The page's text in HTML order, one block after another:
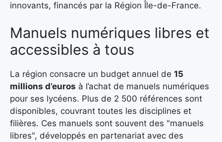
innovants, financés par la Région Île-de-France.
Manuels numériques libres et
accessibles à tous
La région consacre un budget annuel de 15
millions d’euros à l’achat de manuels numériques
pour ses lycéens. Plus de 2 500 références sont
disponibles, couvrant toutes les disciplines et
filières. Ces manuels sont souvent des "manuels
libres", développés en partenariat avec des